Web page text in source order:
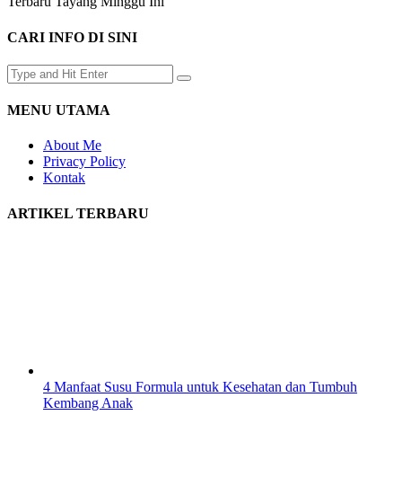
CARI INFO DI SINI
MENU UTAMA
About Me
Privacy Policy
Kontak
ARTIKEL TERBARU
4 Manfaat Susu Formula untuk Kesehatan dan Tumbuh
Kembang Anak